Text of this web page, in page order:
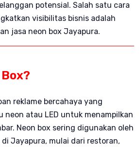
potensial. Salah satu cara
visibilitas bisnis adalah
jasa neon box Jayapura.
reklame bercahaya yang
neon atau LED untuk menampilkan
Neon box sering digunakan oleh
Jayapura, mulai dari restoran,